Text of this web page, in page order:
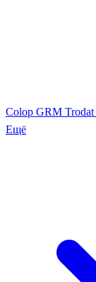
Colop GRM Trodat
Ещё